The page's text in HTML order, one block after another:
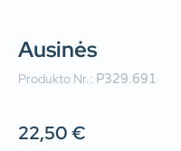
Ausinės
Produkto Nr.: P329.691
22,50€